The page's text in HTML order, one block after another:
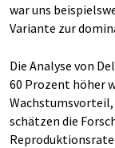
war uns
Variante zur
Die Analyse von
60 Prozent höher
schätzen die
Reproduktionsrate